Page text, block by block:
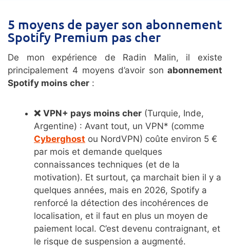
5 moyens de payer son abonnement
Spotify Premium pas cher
De mon expérience de Radin Malin, il existe
principalement 4 moyens d’avoir son abonnement
Spotify moins cher :
❌ VPN+ pays moins cher (Turquie, Inde,
Argentine) : Avant tout, un VPN* (comme
Cyberghost ou NordVPN) coûte environ 5 €
par mois et demande quelques
connaissances techniques (et de la
motivation). Et surtout, ça marchait bien il y a
quelques années, mais en 2026, Spotify a
renforcé la détection des incohérences de
localisation, et il faut en plus un moyen de
paiement local. C’est devenu contraignant, et
le risque de suspension a augmenté.